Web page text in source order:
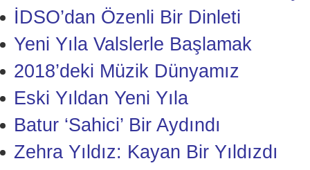
İDSO’dan Özenli Bir Dinleti
Yeni Yıla Valslerle Başlamak
2018’deki Müzik Dünyamız
Eski Yıldan Yeni Yıla
Batur ‘Sahici’ Bir Aydındı
Zehra Yıldız: Kayan Bir Yıldızdı